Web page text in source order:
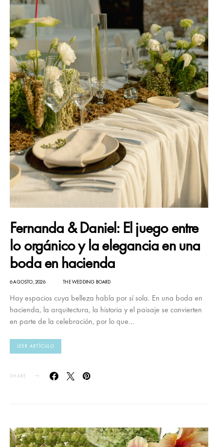
Fernanda & Daniel: El juego entre
lo orgánico y la elegancia en una
boda en hacienda
6 AGOSTO, 2026 THE WEDDING BOARD
Hay espacios cuya belleza habla por sí sola. En una boda en
hacienda, la arquitectura, la historia y el paisaje se convierten
en parte de la celebración, por lo que…
LEER ARTÍCULO
SHARE